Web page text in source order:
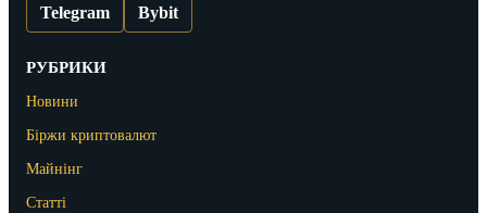
Telegram Bybit
РУБРИКИ
Новини
Біржи криптовалют
Майнінг
Статті